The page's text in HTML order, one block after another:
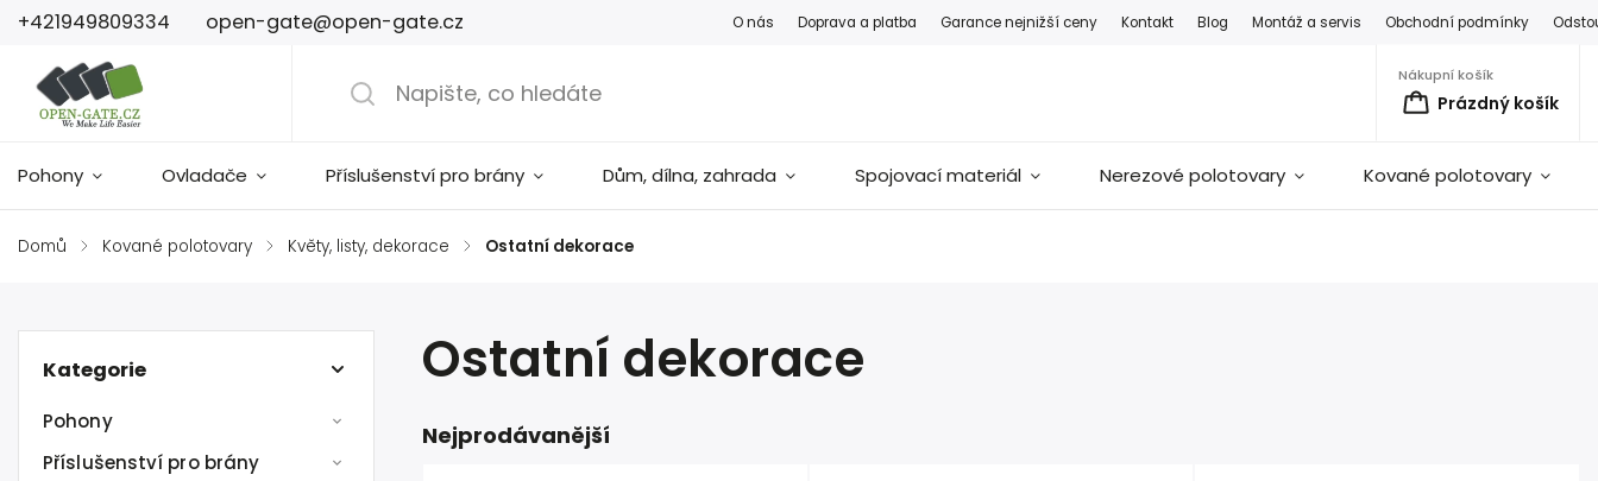
+421949809334 open-gate@open-gate.cz O nás Doprava a platba Garance nejnižší ceny Kontakt Blog Montáž a servis Obchodní podmínky
Nákupní košík
Prázdný košík
Pohony Ovladače Příslušenství pro brány Dům, dílna, zahrada Spojovací materiál Nerezové polotovary Kované polotovary
Domů / Kované polotovary / Květy, listy, dekorace / Ostatní dekorace
Kategorie
Pohony
Příslušenství pro brány
Ostatní dekorace
Nejprodávanější